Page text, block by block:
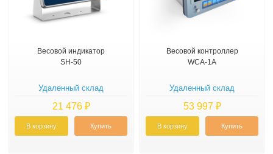
Весовой индикатор
SH-50
Удаленный склад
21 476 ₽
В корзину Купить
Весовой контроллер
WCA-1A
Удаленный склад
53 997 ₽
В корзину Купить